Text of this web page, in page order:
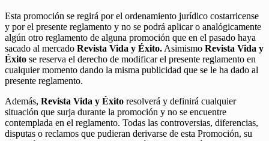
Esta promoción se regirá por el ordenamiento jurídico costarricense
y por el presente reglamento y no se podrá aplicar o analógicamente
algún otro reglamento de alguna promoción que en el pasado haya
sacado al mercado Revista Vida y Éxito. Asimismo Revista Vida y
Éxito se reserva el derecho de modificar el presente reglamento en
cualquier momento dando la misma publicidad que se le ha dado al
presente reglamento.
Además, Revista Vida y Éxito resolverá y definirá cualquier
situación que surja durante la promoción y no se encuentre
contemplada en el reglamento. Todas las controversias, diferencias,
disputas o reclamos que pudieran derivarse de esta Promoción, su